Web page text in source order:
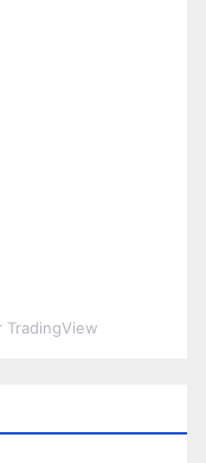
TradingView